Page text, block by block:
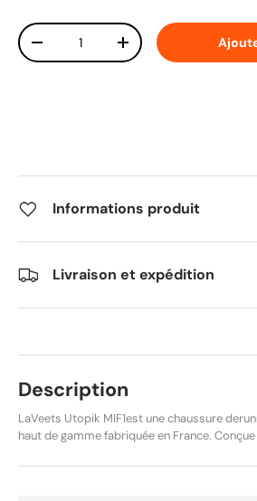
Qté
Diminuer la quantitéAugmenter la
Informations produit
Livraison et expédition
Description
LaVeets Utopik MIF1est une chaussure
haut de gamme fabriquée en France.
route, elle allie technologie française et